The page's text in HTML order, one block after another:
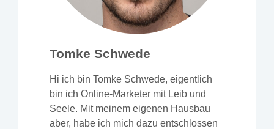
Tomke Schwede
Hi ich bin Tomke Schwede, eigentlich
bin ich Online-Marketer mit Leib und
Seele. Mit meinem eigenen Hausbau
aber, habe ich mich dazu entschlossen